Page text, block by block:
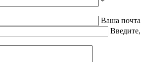
Ваша почта
Введите,